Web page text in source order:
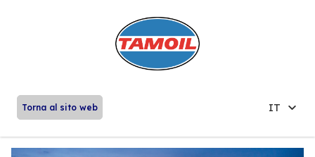
Torna al sito web IT